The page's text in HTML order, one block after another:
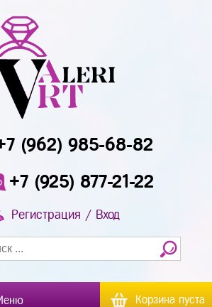
(962) 985-68-82
+7 (925) 877-21-22
Регистрация / Вход
Корзина пуста